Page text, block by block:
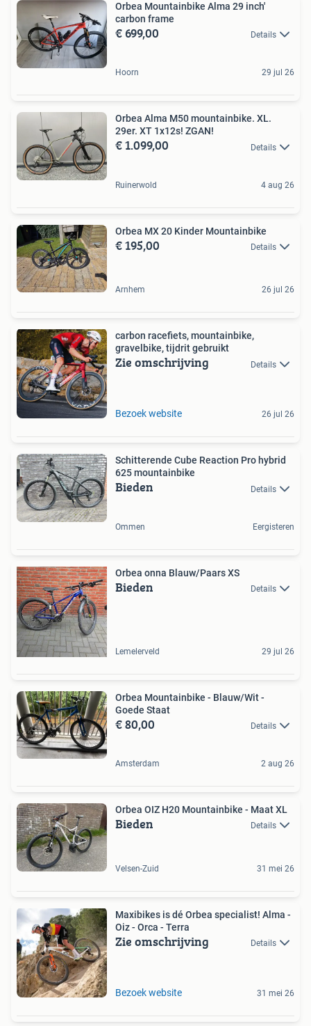
Orbea Mountainbike Alma 29 inch'
carbon frame
€ 699,00 Details
Hoorn 29 jul 26
Orbea Alma M50 mountainbike. XL.
29er. XT 1x12s! ZGAN!
€ 1.099,00 Details
Ruinerwold 4 aug 26
Orbea MX 20 Kinder Mountainbike
€ 195,00 Details
Arnhem 26 jul 26
carbon racefiets, mountainbike,
gravelbike, tijdrit gebruikt
Zie omschrijving Details
Bezoek website 26 jul 26
Schitterende Cube Reaction Pro hybrid
625 mountainbike
Bieden Details
Ommen Eergisteren
Orbea onna Blauw/Paars XS
Bieden Details
Lemelerveld 29 jul 26
Orbea Mountainbike - Blauw/Wit -
Goede Staat
€ 80,00 Details
Amsterdam 2 aug 26
Orbea OIZ H20 Mountainbike - Maat XL
Bieden Details
Velsen-Zuid 31 mei 26
Maxibikes is dé Orbea specialist! Alma -
Oiz - Orca - Terra
Zie omschrijving Details
Bezoek website 31 mei 26